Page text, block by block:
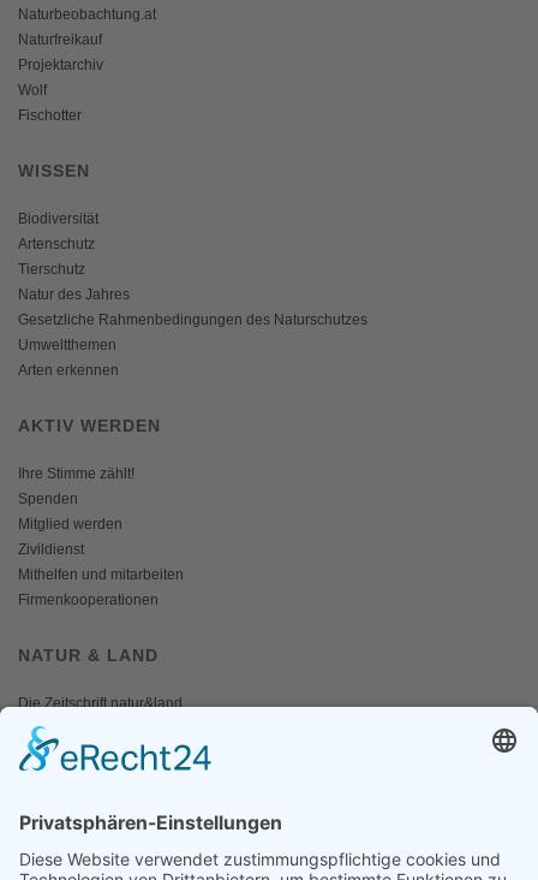
Naturbeobachtung.at
Naturfreikauf
Projektarchiv
Wolf
Fischotter
WISSEN
Biodiversität
Artenschutz
Tierschutz
Natur des Jahres
Gesetzliche Rahmenbedingungen des Naturschutzes
Umweltthemen
Arten erkennen
AKTIV WERDEN
Ihre Stimme zählt!
Spenden
Mitglied werden
Zivildienst
Mithelfen und mitarbeiten
Firmenkooperationen
NATUR & LAND
Die Zeitschrift natur&land
Archiv
Mediadaten
Fotos und Logos